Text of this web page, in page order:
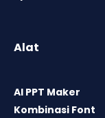
Alat
AI PPT Maker
Kombinasi Font